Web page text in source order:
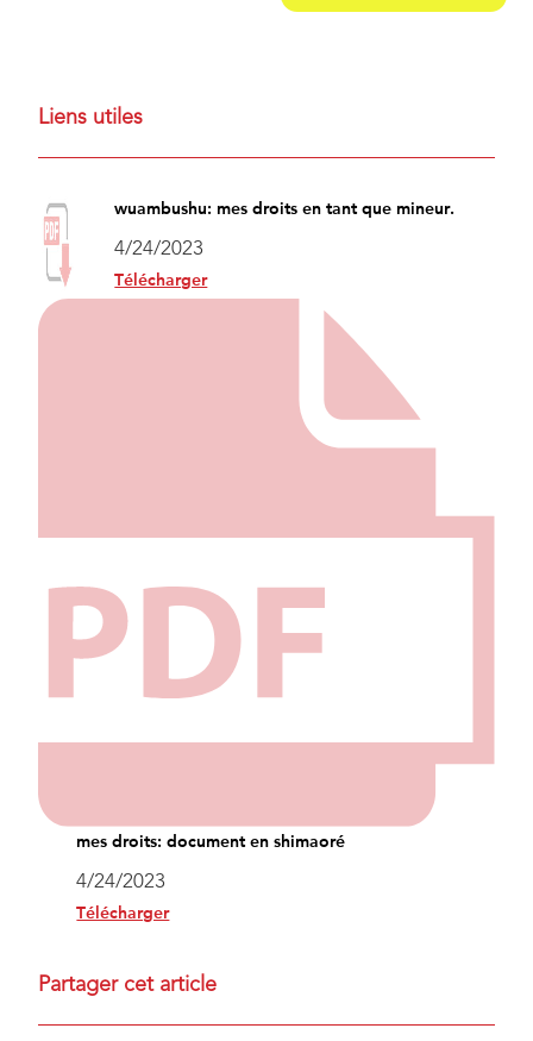
Liens utiles
wuambushu: mes droits en tant que mineur.
4/24/2023
Télécharger
mes droits: document en shimaoré
4/24/2023
Télécharger
Partager cet article